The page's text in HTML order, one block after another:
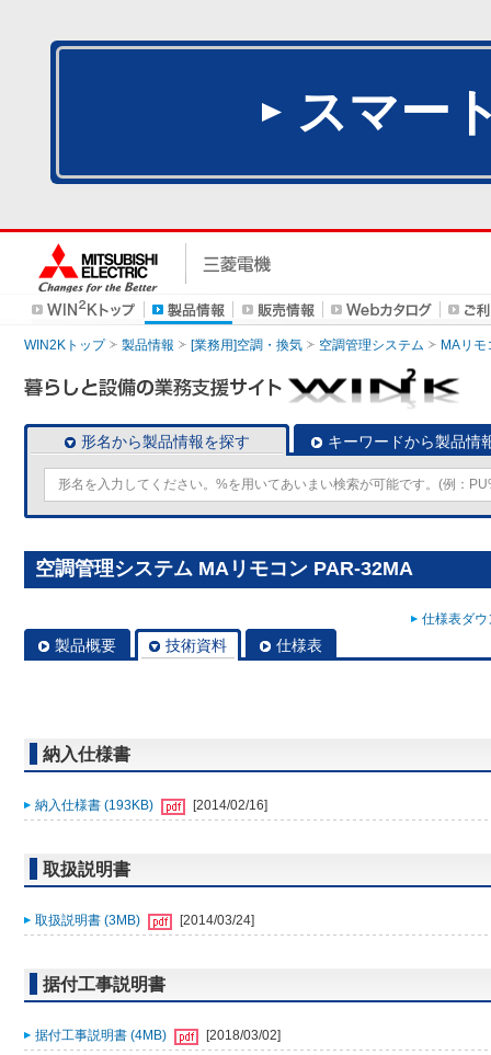
スマー
WIN2Kトップ 製品情報 [業務用]空調・換気 空調管理システム MAリモ
形名から製品情報を探す キーワードから製品情
空調管理システム MAリモコン PAR-32MA
仕様表ダ
製品概要 技術資料 仕様表
納入仕様書
納入仕様書 (193KB) [2014/02/16]
取扱説明書
取扱説明書 (3MB) [2014/03/24]
据付工事説明書
据付工事説明書 (4MB)
[2018/03/02]